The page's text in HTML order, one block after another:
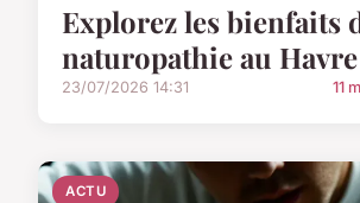
Explorez les bienfaits
naturopathie au Havre
23/07/2026 14:31 11
ACTU